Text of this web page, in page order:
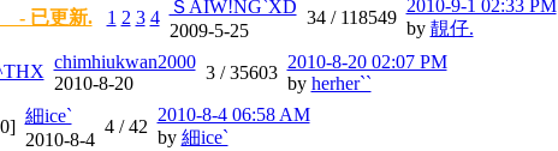
已更新. 1 2 3 4
ＳAIW!NG`XD
2009-5-25
34 / 118549
2010-9-1 02:33 PM
by 靚仔.
chimhiukwan2000
2010-8-20
3 /35603
2010-8-20 02:07 PM
by herher``
]
細ice`
2010-8-4
4 /42
2010-8-4 06:58 AM
by 細ice`